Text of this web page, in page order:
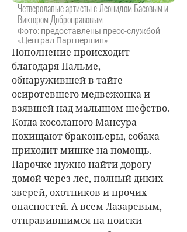
Четверолапые артисты с Леонидом Басовым и
Виктором Добронравовым
Фото: предоставлены пресс-службой
«Централ Партнершип»
Пополнение происходит
благодаря Пальме,
обнаружившей в тайге
осиротевшего медвежонка и
взявшей над малышом шефство.
Когда косолапого Мансура
похищают браконьеры, собака
приходит мишке на помощь.
Парочке нужно найти дорогу
домой через лес, полный диких
зверей, охотников и прочих
опасностей. А всем Лазаревым,
отправившимся на поиски